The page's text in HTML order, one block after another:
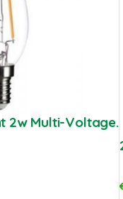
2w Multi-Voltage.